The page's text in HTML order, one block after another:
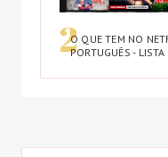
O QUE TEM NO
PORTUGUÊS -